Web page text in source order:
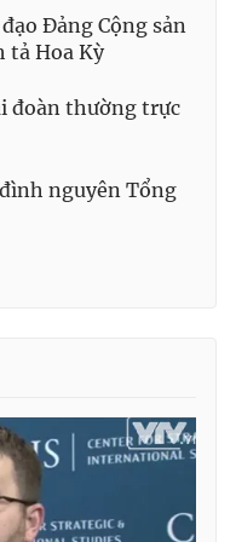
Đảng Cộng sản
tả Hoa Kỳ
đoàn thường trực
nguyên Tổng